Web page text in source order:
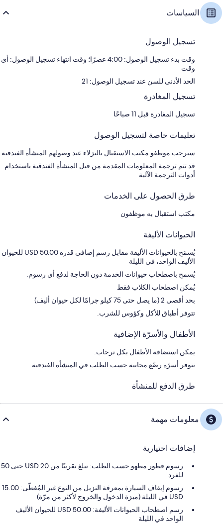
السياسات
تسجيل الوصول
وقت بدء تسجيل الوصول: 4:00 عصرًا؛ وقت انتهاء تسجيل الوصول: أي
وقت
الحد الأدنى للسن عند تسجيل الوصول: 21
تسجيل المغادرة
تسجيل المغادرة قبل 11 صباحًا
تعليمات خاصة لتسجيل الوصول
سيرحب موظفو مكتب الاستقبال بالنزلاء عند وصولهم المنشأة الفندقية
قد تتم ترجمة المعلومات المقدمة من قبل المنشأة الفندقية باستخدام
أدوات الترجمة الآلية
طرق الحصول على الخدمات
مكتب استقبال به موظفون
الحيوانات الأليفة
يُسمَح بالحيوانات الأليفة مقابل رسم إضافي قدره USD 50.00 للحيوان
الأليف الواحد، في الليلة
يُسمح باصطحاب حيوانات الخدمة دون الحاجة لدفع أي رسوم.
يُمكن اصطحاب الكلاب فقط
بحد أقصى 2 (ما يصل حتى 75 كيلو جرامًا لكل حيوان أليف)
تتوفر أطباق للأكل وكؤوس للشرب.
الأطفال والأسرّة الإضافية
يمكن استضافة الأطفال بكل ترحاب.
تتوفر أسرّة رضّع مجانية حسب الطلب في المنشأة الفندقية
طرق الدفع للمنشأة
معلومات مهمة
إضافات اختيارية
رسوم فطور مطهو حسب الطلب: تبلغ تقريبًا من USD 20 حتى 50
للفرد
رسوم إيقاف السيارة بمعرفة النزيل من النوع غير المُغطّى: 15.00
USD في الليلة (ميزة الدخول والخروج لأكثر من مرّة)
رسم اصطحاب الحيوانات الأليفة: 50.00 USD للحيوان الأليف
الواحد في الليلة